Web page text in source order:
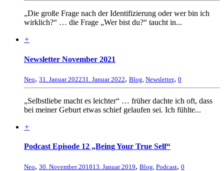
„Die große Frage nach der Identifizierung oder wer bin ich
wirklich?“ … die Frage „Wer bist du?“ taucht in...
+
Newsletter November 2021
Neo, 31. Januar 202231. Januar 2022, Blog, Newsletter, 0
„Selbstliebe macht es leichter“ … früher dachte ich oft, dass
bei meiner Geburt etwas schief gelaufen sei. Ich fühlte...
+
Podcast Episode 12 „Being Your True Self“
Neo, 30. November 201813. Januar 2019, Blog Podcast, 0